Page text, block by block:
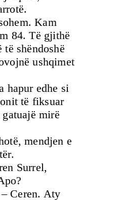
Kam
84. Të gjithë
shëndoshë
ushqimet
hapur edhe si
të fiksuar
mirë
mendjen e
Surrel,
Ceren. Aty